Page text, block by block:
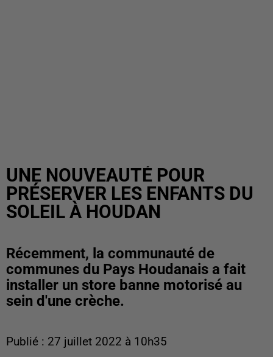
UNE NOUVEAUTÉ POUR
PRÉSERVER LES ENFANTS DU
SOLEIL À HOUDAN
Récemment, la communauté de
communes du Pays Houdanais a fait
installer un store banne motorisé au
sein d'une crèche.
Publié : 27 juillet 2022 à 10h35